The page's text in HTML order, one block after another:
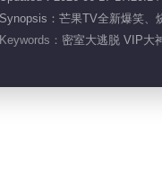
Synopsis：芒果TV全新爆笑、
Keywords： 密室大逃脱 VIP大